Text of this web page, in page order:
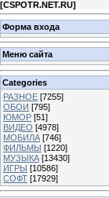
[CSPOTR.NET.RU]
Форма входа
Меню сайта
Categories
РАЗНОЕ [7255]
ОБОИ [795]
ЮМОР [51]
ВИДЕО [4978]
МОБИЛА [746]
ФИЛЬМЫ [1220]
МУЗЫКА [13430]
ИГРЫ [10586]
СОФТ [17929]